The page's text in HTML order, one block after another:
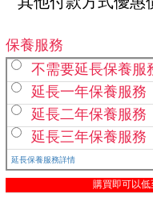
保養服務
不需要延長保養服
延長一年保養服務
延長二年保養服務
延長三年保養服務
延長保養服務詳情
購買即可以